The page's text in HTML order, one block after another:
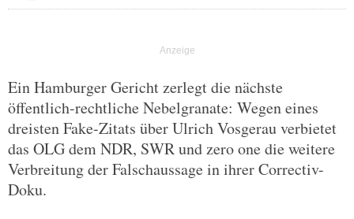
Ein Hamburger Gericht zerlegt die nächste
öffentlich-rechtliche Nebelgranate: Wegen eines
dreisten Fake-Zitats über Ulrich Vosgerau verbietet
das OLG dem NDR, SWR und zero one die weitere
Verbreitung der Falschaussage in ihrer Correctiv-
Doku.